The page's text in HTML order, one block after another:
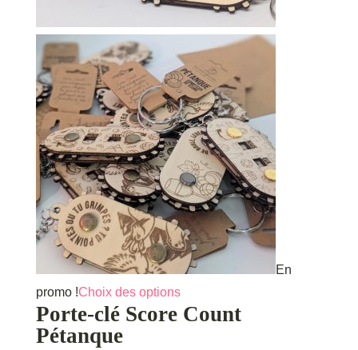
En
promo !Choix des optionsCe
produit
Porte-clé Score Count
Pétanque